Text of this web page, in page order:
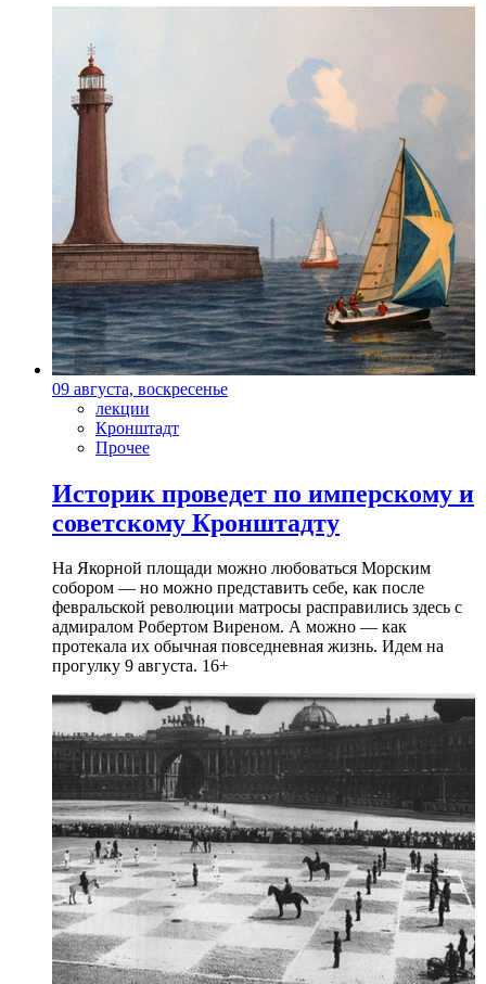
09 августа, воскресенье
лекции
Кронштадт
Прочее
Историк проведет по имперскому и
советскому Кронштадту
На Якорной площади можно любоваться Морским
собором — но можно представить себе, как после
февральской революции матросы расправились здесь с
адмиралом Робертом Виреном. А можно — как
протекала их обычная повседневная жизнь. Идем на
прогулку 9 августа. 16+